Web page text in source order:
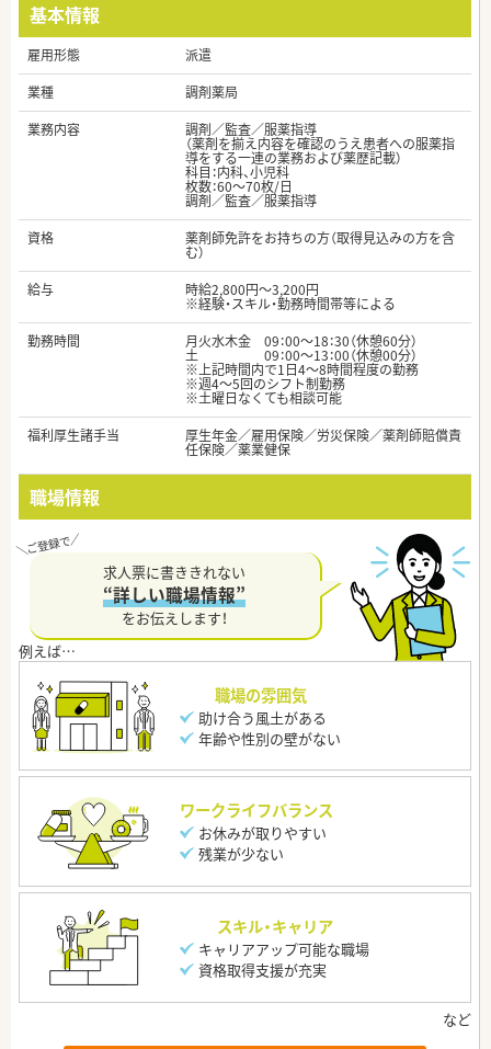
基本情報
雇用形態
派遣
業種
調剤薬局
業務内容
調剤／監査／服薬指導
（薬剤を揃え内容を確認のうえ患者への服薬指
導をする一連の業務および薬歴記載）
科目：内科、小児科
枚数：60～70枚/日
調剤／監査／服薬指導
資格
薬剤師免許をお持ちの方（取得見込みの方を含
む）
給与
時給2,800円～3,200円
※経験・スキル・勤務時間帯等による
勤務時間
月火水木金 09：00～18：30（休憩60分）
土 09：00～13：00（休憩00分）
※上記時間内で1日4～8時間程度の勤務
※週4～5回のシフト制勤務
※土曜日なくても相談可能
福利厚生諸手当
厚生年金／雇用保険／労災保険／薬剤師賠償責
任保険／薬業健保
職場情報
求人票に書ききれない
“詳しい職場情報”
をお伝えします！
職場の雰囲気
助け合う風土がある
年齢や性別の壁がない
ワークライフバランス
お休みが取りやすい
残業が少ない
スキル・キャリア
キャリアアップ可能な職場
資格取得支援が充実